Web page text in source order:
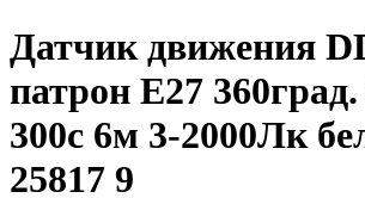
Датчик движения
патрон E27
300с 6м 3-2000Лк
25817 9